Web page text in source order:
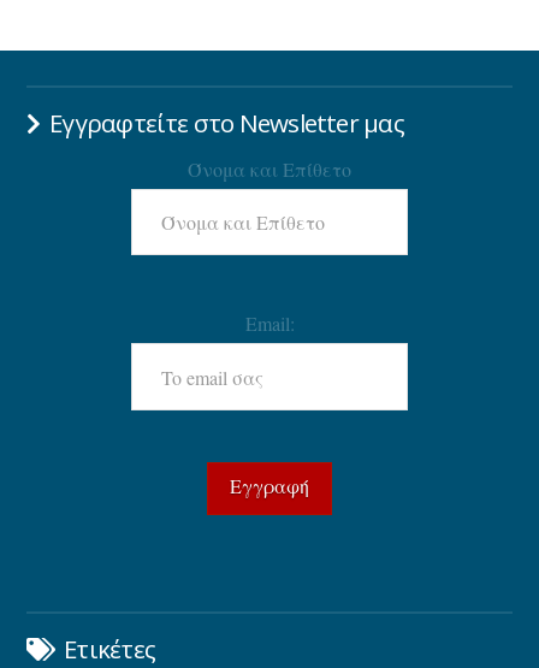
Εγγραφτείτε στο Newsletter μας
Όνομα και Επίθετο
Email:
Ετικέτες